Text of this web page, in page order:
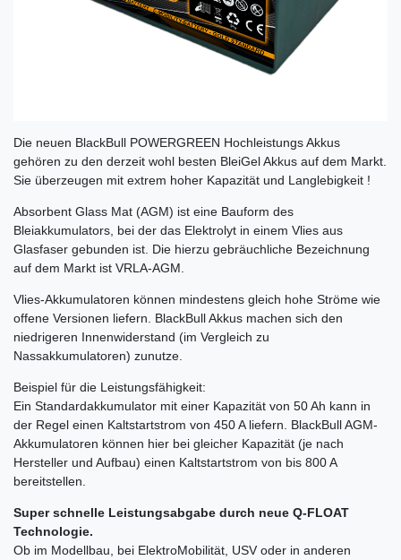
Die neuen BlackBull POWERGREEN Hochleistungs Akkus
gehören zu den derzeit wohl besten BleiGel Akkus auf dem Markt.
Sie überzeugen mit extrem hoher Kapazität und Langlebigkeit !
Absorbent Glass Mat (AGM) ist eine Bauform des
Bleiakkumulators, bei der das Elektrolyt in einem Vlies aus
Glasfaser gebunden ist. Die hierzu gebräuchliche Bezeichnung
auf dem Markt ist VRLA-AGM.
Vlies-Akkumulatoren können mindestens gleich hohe Ströme wie
offene Versionen liefern. BlackBull Akkus machen sich den
niedrigeren Innenwiderstand (im Vergleich zu
Nassakkumulatoren) zunutze.
Beispiel für die Leistungsfähigkeit:
Ein Standardakkumulator mit einer Kapazität von 50 Ah kann in
der Regel einen Kaltstartstrom von 450 A liefern. BlackBull AGM-
Akkumulatoren können hier bei gleicher Kapazität (je nach
Hersteller und Aufbau) einen Kaltstartstrom von bis 800 A
bereitstellen.
Super schnelle Leistungsabgabe durch neue Q-FLOAT
Technologie.
Ob im Modellbau, bei ElektroMobilität, USV oder in anderen